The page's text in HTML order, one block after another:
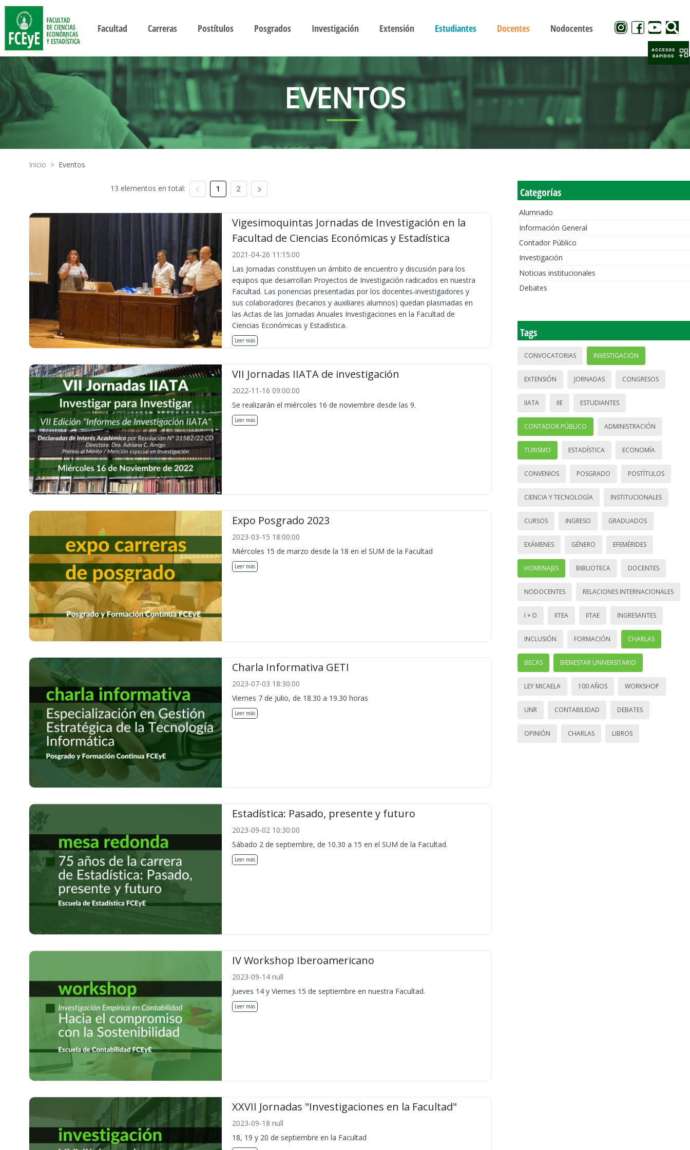
Facultad Carreras Postítulos Posgrados Investigación Extensión Estudiantes Docentes Nodocentes
EVENTOS
Inicio > Eventos
13 elementos en total: 1 2
Vigesimoquintas Jornadas de Investigación en la
Facultad de Ciencias Económicas y Estadística
2021-04-26 11:15:00
Las Jornadas constituyen un ámbito de encuentro y discusión para los
equipos que desarrollan Proyectos de Investigación radicados en nuestra
Facultad. Las ponencias presentadas por los docentes-investigadores y
sus colaboradores (becarios y auxiliares alumnos) quedan plasmadas en
las Actas de las Jornadas Anuales Investigaciones en la Facultad de
Ciencias Económicas y Estadística.
Leer más
VII Jornadas IIATA de investigación
2022-11-16 09:00:00
Se realizarán el miércoles 16 de noviembre desde las 9.
Leer más
Expo Posgrado 2023
2023-03-15 18:00:00
Miércoles 15 de marzo desde la 18 en el SUM de la Facultad
Leer más
Charla Informativa GETI
2023-07-03 18:30:00
Viernes 7 de Julio, de 18.30 a 19.30 horas
Leer más
Estadística: Pasado, presente y futuro
2023-09-02 10:30:00
Sábado 2 de septiembre, de 10.30 a 15 en el SUM de la Facultad.
Leer más
IV Workshop Iberoamericano
2023-09-14 null
Jueves 14 y Viernes 15 de septiembre en nuestra Facultad.
Leer más
XXVII Jornadas "Investigaciones en la Facultad"
2023-09-18 null
18, 19 y 20 de septiembre en la Facultad
Categorías
Alumnado
Información General
Contador Público
Investigación
Noticias institucionales
Debates
Tags
CONVOCATORIAS INVESTIGACIÓN
EXTENSIÓN JORNADAS CONGRESOS
IIATA IIE ESTUDIANTES
CONTADOR PÚBLICO ADMINISTRACIÓN
TURISMO ESTADÍSTICA ECONOMÍA
CONVENIOS POSGRADO POSTÍTULOS
CIENCIA Y TECNOLOGÍA INSTITUCIONALES
CURSOS INGRESO GRADUADOS
EXÁMENES GÉNERO EFEMÉRIDES
HOMENAJES BIBLIOTECA DOCENTES
NODOCENTES RELACIONES INTERNACIONALES
I + D IITEA IITAE INGRESANTES
INCLUSIÓN FORMACIÓN CHARLAS
BECAS BIENESTAR UNIVERSITARIO
LEY MICAELA 100 AÑOS WORKSHOP
UNR CONTABILIDAD DEBATES
OPINIÓN CHARLAS LIBROS
ACCESOS
RAPIDOS